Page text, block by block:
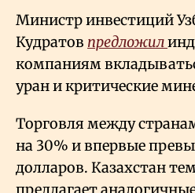
Министр инвестиций
Кудратов предложил
компаниям
уран и критические
Торговля между
на 30% и впервые
долларов. Казахстан